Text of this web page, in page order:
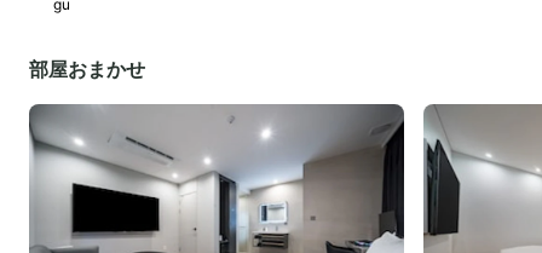
gu
部屋おまかせ